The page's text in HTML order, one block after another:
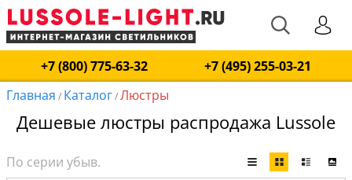
+7 (800) 775-63-32
+7 (495) 255-03-21
Главная / Каталог/Люстры
Дешевые люстры распродажа Lussole